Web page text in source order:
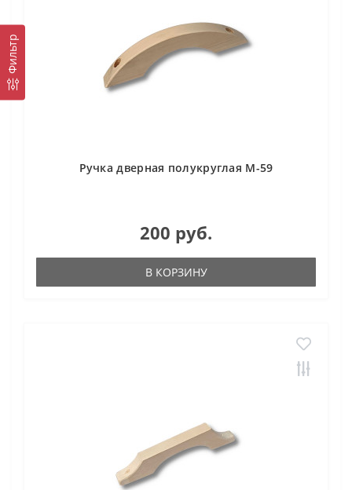
Фильтр
Ручка дверная полукруглая М-59
200 руб.
В КОРЗИНУ